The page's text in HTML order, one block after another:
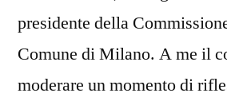
presidente della
Comune di Milano. A me il
moderare un momento di